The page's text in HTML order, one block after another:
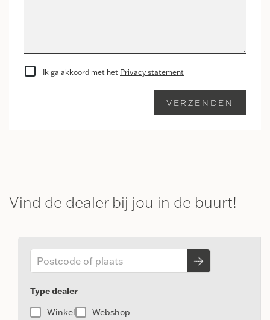
Ik ga akkoord met het Privacy statement
Vind de dealer bij jou in de buurt!
Type dealer
Winkel Webshop